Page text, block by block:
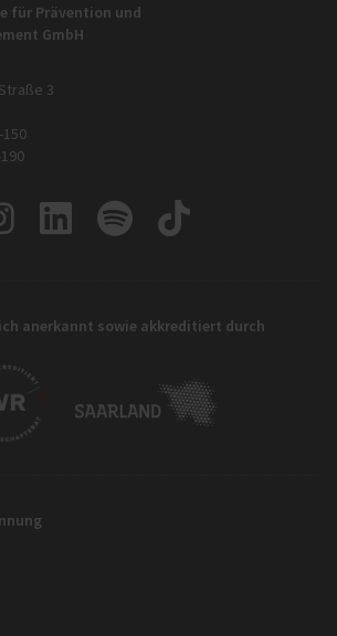
für Prävention und
GmbH
3
anerkannt sowie akkreditiert durch